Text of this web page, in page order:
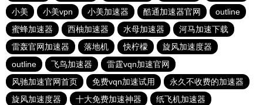
小美
小美vpn 小美加速器 酷通加速器官网
outline
蜜蜂加速器
西柚加速器 水母加速器
河马加速下载
雷轰官网加速器
落地机 快柠檬
旋风加速度器
outline
飞鸟加速器
雷霆vqn加速官网
风驰加速官网首页
免费vqn加速试用
永久不收费的加速器
旋风加速度器
十大免费加速神器
纸飞机加速器